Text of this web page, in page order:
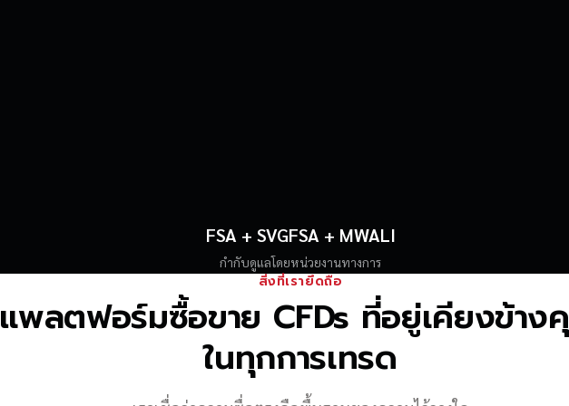
FSA + SVGFSA + MWALI
กำกับดูแลโดยหน่วยงานทางการ
สิ่งที่เรายึดถือ
แพลตฟอร์มซื้อขาย CFDs ที่อยู่เคียงข้า
ในทุกการเทรด